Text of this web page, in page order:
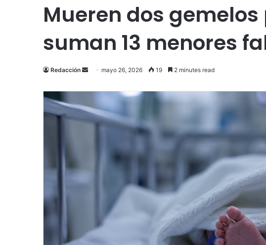
Mueren dos
suman 13 menores
Redacción
Send
email
mayo 26, 2026 19 2 minutes read